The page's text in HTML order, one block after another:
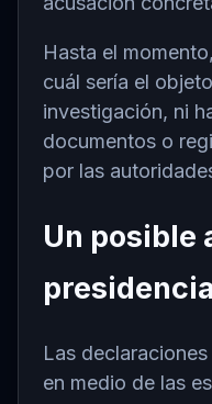
Hasta el
cuál sería el
investigación, ni
documentos o
por las
Un posible
Las
en medio de las